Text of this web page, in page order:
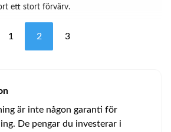
ett stort förvärv.
1 2 3
är inte någon garanti för
De pengar du investerar i